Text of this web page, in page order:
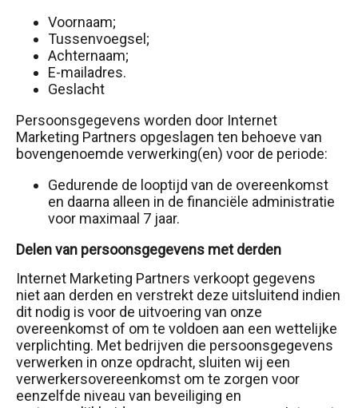
Voornaam;
Tussenvoegsel;
Achternaam;
E-mailadres.
Geslacht
Persoonsgegevens worden door Internet
Marketing Partners opgeslagen ten behoeve van
bovengenoemde verwerking(en) voor de periode:
Gedurende de looptijd van de overeenkomst
en daarna alleen in de financiële administratie
voor maximaal 7 jaar.
Delen van persoonsgegevens met derden
Internet Marketing Partners verkoopt gegevens
niet aan derden en verstrekt deze uitsluitend indien
dit nodig is voor de uitvoering van onze
overeenkomst of om te voldoen aan een wettelijke
verplichting. Met bedrijven die persoonsgegevens
verwerken in onze opdracht, sluiten wij een
verwerkersovereenkomst om te zorgen voor
eenzelfde niveau van beveiliging en